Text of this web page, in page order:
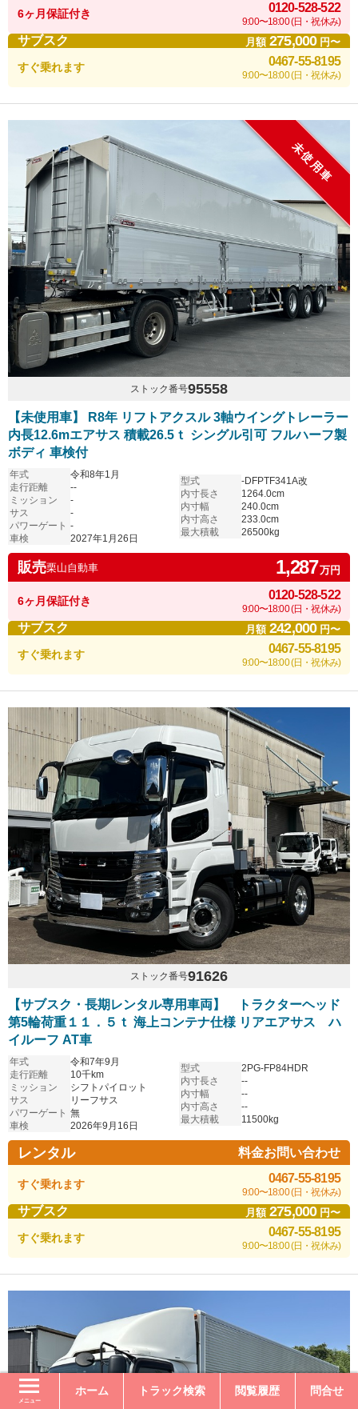
メニュー
ホーム トラック検索 閲覧履歴 問合せ
6ヶ月保証付き 0120-528-522
9:00〜18:00 (日・祝休み)
サブスク 月額275,000円〜
すぐ乗れます 0467-55-8195
9:00〜18:00 (日・祝休み)
未使用車
ストック番号95558
【未使用車】 R8年 リフトアクスル 3軸ウイングトレーラー
内長12.6mエアサス 積載26.5ｔ シングル引可 フルハーフ製
ボディ 車検付
年式
令和8年1月
走行距離
--
ミッション
-
サス
-
パワーゲート -
車検
2027年1月26日
型式
-DFPTF341A改
内寸長さ
1264.0cm
内寸幅
240.0cm
内寸高さ
233.0cm
最大積載
26500kg
販売栗山自動車 1,287万円
6ヶ月保証付き 0120-528-522
9:00〜18:00 (日・祝休み)
サブスク 月額242,000円〜
すぐ乗れます 0467-55-8195
9:00〜18:00 (日・祝休み)
ストック番号91626
【サブスク・長期レンタル専用車両】 トラクターヘッド
第5輪荷重１１．５ｔ 海上コンテナ仕様 リアエアサス ハ
イルーフ AT車
年式
令和7年9月
走行距離
10千km
ミッション
シフトパイロット
サス
リーフサス
パワーゲート 無
車検
2026年9月16日
型式
2PG-FP84HDR
内寸長さ
--
内寸幅
--
内寸高さ
--
最大積載
11500kg
レンタル 料金お問い合わせ
すぐ乗れます 0467-55-8195
9:00〜18:00 (日・祝休み)
サブスク 月額275,000円〜
すぐ乗れます 0467-55-8195
9:00〜18:00 (日・祝休み)